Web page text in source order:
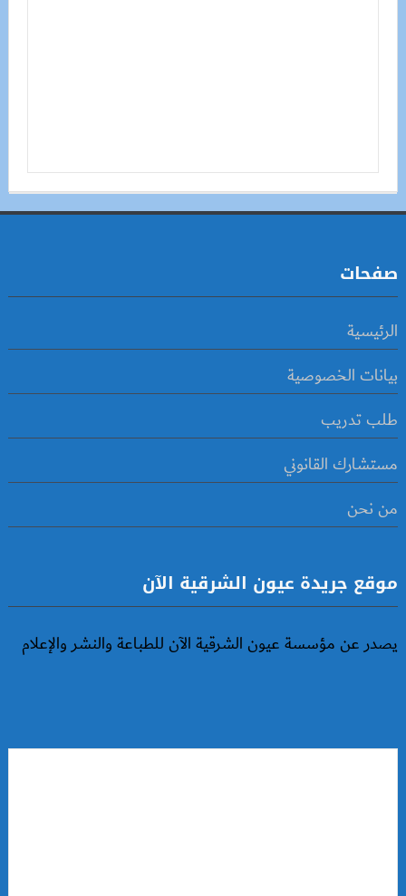
صفحات
الرئيسية
بيانات الخصوصية
طلب تدريب
مستشارك القانوني
من نحن
موقع جريدة عيون الشرقية الآن
يصدر عن مؤسسة عيون الشرقية الآن للطباعة والنشر والإعلام